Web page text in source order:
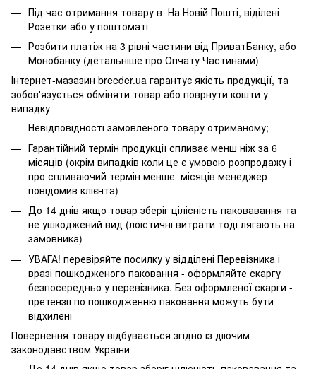
Під час отримання товару в На Новій Пошті, віділені
Розетки або у поштоматі
Розбити платіж на 3 рівні частини від ПриватБанку, або
Монобанку (детальніше про Опчату Частинами)
Інтернет-мазазин breeder.ua гарантує якість продукції, та
зобов'язується обміняти товар або поврнути кошти у
випадку
Невідповідності замовленого товару отриманому;
Гарантійний термін продукції спливає менш ніж за 6
місяців (окрім випадків коли це є умовою розпродажу і
про спливаючий термін менше місяців менеджер
повідомив клієнта)
До 14 днів якщо товар зберіг цілісність паковавання та
не ушкоджений вид (лоістичні витрати тоді лягають на
замовника)
УВАГА! перевіряйте посилку у відділені Перевізника і
вразі пошкодженого паковання - оформляйте скаргу
безпосередньо у перевізника. Без оформленої скарги -
претензії по пошкодженню паковання можуть бути
відхилені
Повернення товару відбувається згідно із діючим
законодавством України